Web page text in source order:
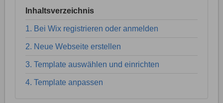
Inhaltsverzeichnis
1. Bei Wix registrieren oder anmelden
2. Neue Webseite erstellen
3. Template auswählen und einrichten
4. Template anpassen